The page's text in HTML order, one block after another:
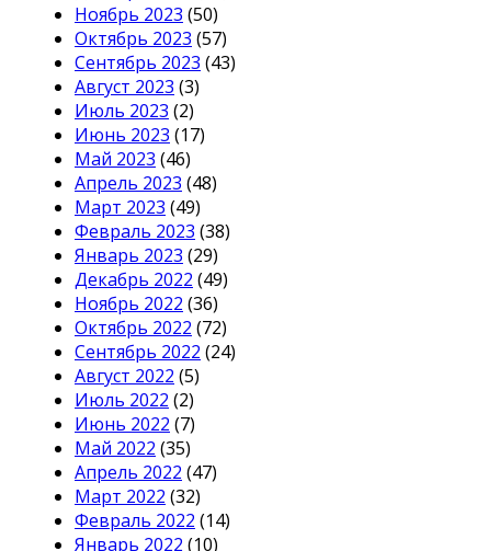
Ноябрь 2023 (50)
Октябрь 2023 (57)
Сентябрь 2023 (43)
Август 2023 (3)
Июль 2023 (2)
Июнь 2023 (17)
Май 2023 (46)
Апрель 2023 (48)
Март 2023 (49)
Февраль 2023 (38)
Январь 2023 (29)
Декабрь 2022 (49)
Ноябрь 2022 (36)
Октябрь 2022 (72)
Сентябрь 2022 (24)
Август 2022 (5)
Июль 2022 (2)
Июнь 2022 (7)
Май 2022 (35)
Апрель 2022 (47)
Март 2022 (32)
Февраль 2022 (14)
Январь 2022 (10)